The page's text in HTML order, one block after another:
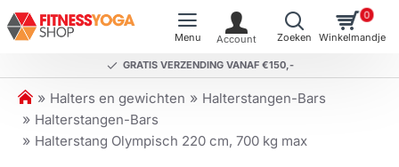
GRATIS VERZENDING VANAF €150,-
0
h
o
m
Halters en gewichten
Halterstangen-Bars
Halterstangen-Bars
Halterstang Olympisch 220 cm, 700 kg max